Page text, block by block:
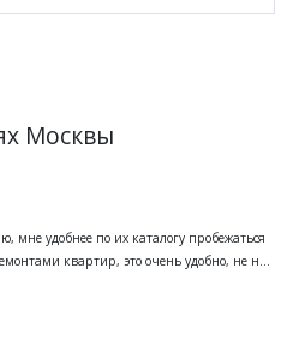
Москвы
мне удобнее по их каталогу пробежаться
квартир, это очень удобно, не н...